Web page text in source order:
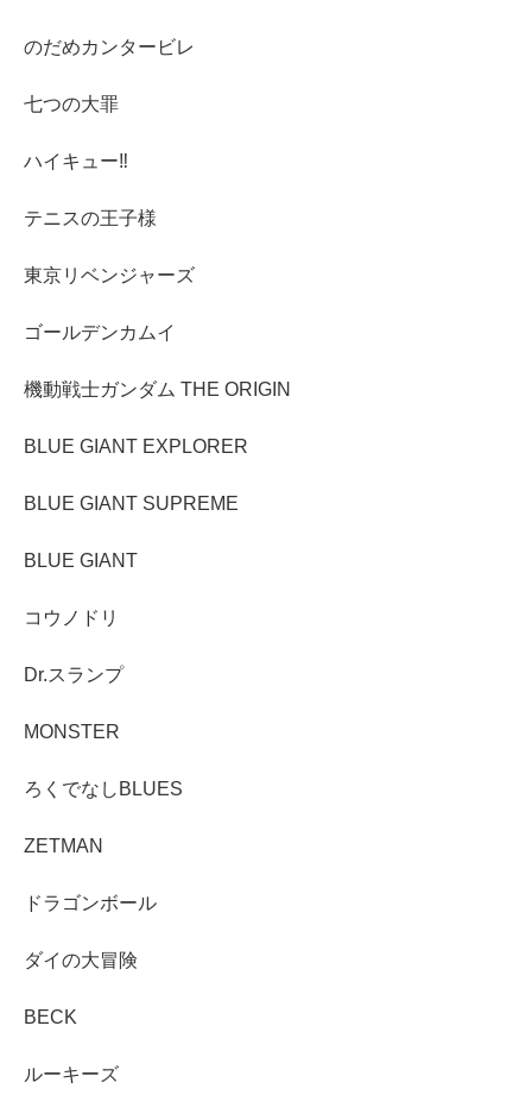
のだめカンタービレ
七つの大罪
ハイキュー‼︎
テニスの王子様
東京リベンジャーズ
ゴールデンカムイ
機動戦士ガンダム THE ORIGIN
BLUE GIANT EXPLORER
BLUE GIANT SUPREME
BLUE GIANT
コウノドリ
Dr.スランプ
MONSTER
ろくでなしBLUES
ZETMAN
ドラゴンボール
ダイの大冒険
BECK
ルーキーズ